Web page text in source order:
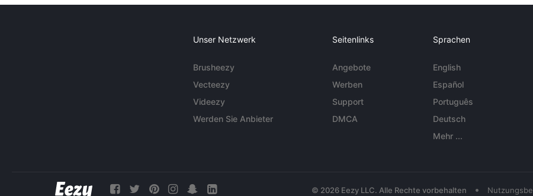
Unser Netzwerk
Brusheezy
Vecteezy
Videezy
Werden Sie Anbieter
Seitenlinks
Angebote
Werben
Support
DMCA
Sprachen
English
Español
Português
Deutsch
Mehr ...
© 2026 Eezy LLC. Alle Rechte vorbehalten •